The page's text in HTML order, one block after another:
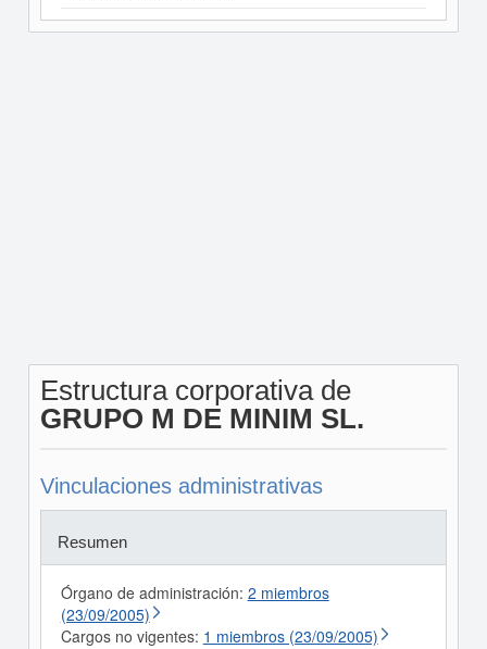
Estructura corporativa de
GRUPO M DE MINIM SL.
Vinculaciones administrativas
Resumen
Órgano de administración: 2 miembros
(23/09/2005)
Cargos no vigentes: 1 miembros (23/09/2005)